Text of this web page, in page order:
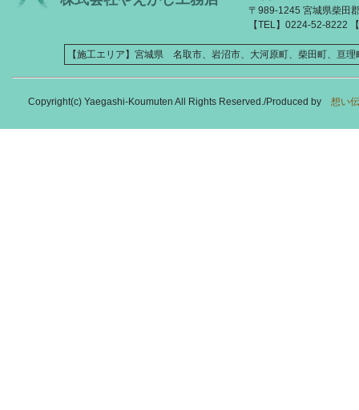
〒989-1245 宮城県柴田
【TEL】0224-52-8222
【施工エリア】宮城県 名取市、岩沼市、大河原町、柴田町、亘
Copyright(c) Yaegashi-Koumuten All Rights Reserved./Produced by 想い伝